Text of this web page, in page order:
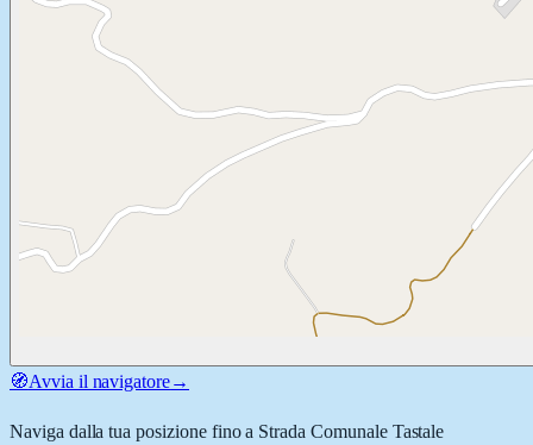
🧭Avvia il navigatore→
Naviga dalla tua posizione fino a Strada Comunale Tastale